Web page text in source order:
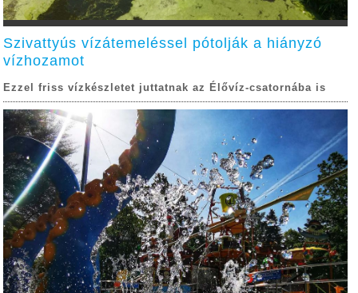
Szivattyús vízátemeléssel pótolják a hiányzó
vízhozamot
Ezzel friss vízkészletet juttatnak az Élővíz-csatornába is